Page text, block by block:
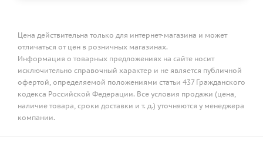
Цена действительна только для интернет-магазина и может
отличаться от цен в розничных магазинах.
Информация о товарных предложениях на сайте носит
исключительно справочный характер и не является публичной
офертой, определяемой положениями статьи 437 Гражданского
кодекса Российской Федерации. Все условия продажи (цена,
наличие товара, сроки доставки и т. д.) уточняются у менеджера
компании.